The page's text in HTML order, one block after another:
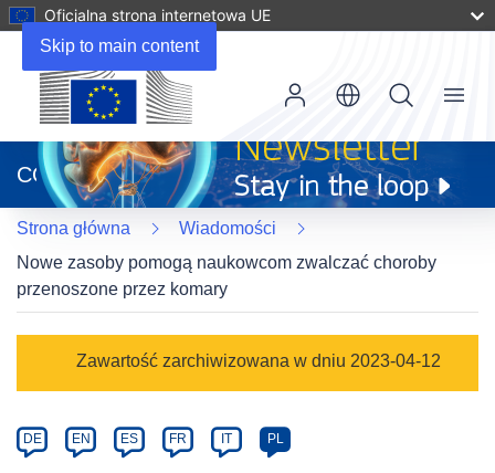
Skip to main content
Oficjalna strona internetowa UE
otworzy
się
w
nowym
oknie)
CORDIS
Menu
Strona główna
Wiadomości
Nowe zasoby pomogą naukowcom zwalczać choroby
przenoszone przez komary
Category
Zawartość zarchiwizowana w dniu 2023-04-12
Article
available
DE EN ES FR IT PL